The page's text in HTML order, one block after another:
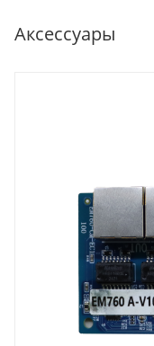
Аксессуары